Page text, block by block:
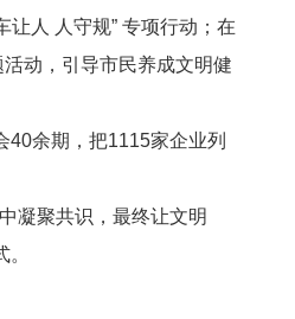
让人 人守规” 专项行动；在
动，引导市民养成文明健
40余期，把1115家企业列
凝聚共识，最终让文明